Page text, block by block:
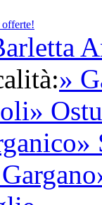
offerte!
»
»
»